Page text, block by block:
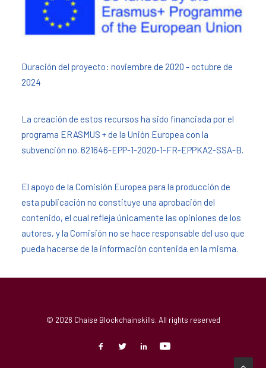
Duración del proyecto: noviembre de 2020 - octubre de
2024
La creación de estos recursos ha sido financiada por el
programa ERASMUS + de la Unión Europea con la
subvención no. 621646-EPP-1-2020-1-FR-EPPKA2-SSA-B.
El apoyo de la Comisión Europea para la producción de
esta publicación no constituye una aprobación del
contenido, el cual refleja únicamente las opiniones de los
autores, y la Comisión no se hace responsable del uso que
pueda hacerse de la información contenida en la misma.
© 2026 Chaise Blockchainskills. All rights reserved